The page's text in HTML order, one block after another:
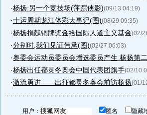
·杨扬:另一个竞技场(萍踪侠影)(09/13 04:19)
·十运周期龙江体彩大事记(图)(08/29 09:35)
·杨扬捐献铜牌奖金给国际人道主义基金(02/
·分别时,我们见证伟承(图)(02/27 06:03)
·奥委会运动员委员会增选委员产生 杨扬第
·杨扬出任都灵冬奥会中国代表团旗手(02/10
·激流勇进——出征都灵冬奥会前访杨扬(01/
用户： 匿名 隐藏